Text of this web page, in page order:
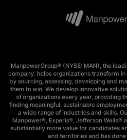
ManpowerGroup® (NYSE: MAN), the
company, helps organizations transform
by sourcing, assessing, developing and
them to win. We develop innovative
of organizations every year, providing
finding meaningful, sustainable
a wide range of industries and skills.
Manpower®, Experis®, Jefferson Wells®
substantially more value for candidates
and territories and has